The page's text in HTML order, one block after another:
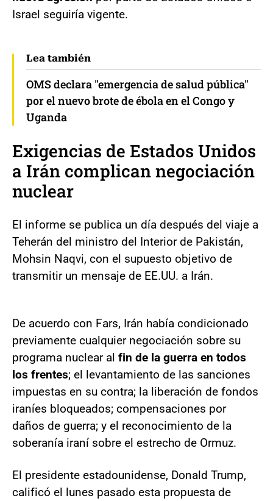
Israel seguiría vigente.
Lea también
OMS declara "emergencia de salud pública"
por el nuevo brote de ébola en el Congo y
Uganda
Exigencias de Estados Unidos
a Irán complican negociación
nuclear
El informe se publica un día después del viaje a
Teherán del ministro del Interior de Pakistán,
Mohsin Naqvi, con el supuesto objetivo de
transmitir un mensaje de EE.UU. a Irán.
De acuerdo con Fars, Irán había condicionado
previamente cualquier negociación sobre su
programa nuclear al fin de la guerra en todos
los frentes; el levantamiento de las sanciones
impuestas en su contra; la liberación de fondos
iraníes bloqueados; compensaciones por
daños de guerra; y el reconocimiento de la
soberanía iraní sobre el estrecho de Ormuz.
El presidente estadounidense, Donald Trump,
calificó el lunes pasado esta propuesta de